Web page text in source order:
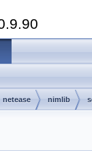
netease nimlib